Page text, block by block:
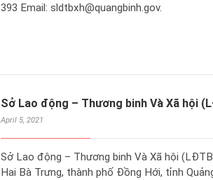
393 Email: sldtbxh@quangbinh.gov.
Sở Lao động – Thương binh Và Xã hội
April 5, 2021
Sở Lao động – Thương binh Và Xã hội
Hai Bà Trưng, thành phố Đồng Hới, tỉnh